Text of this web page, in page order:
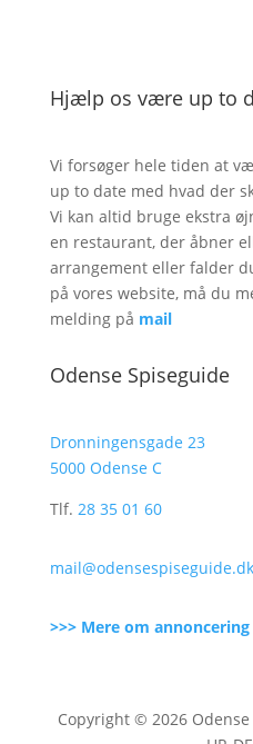
Hjælp os være up to
Vi forsøger hele tiden at
up to date med hvad der
Vi kan altid bruge ekstra
en restaurant, der åbner
arrangement eller falder
på vores website, må du
melding på mail
Odense Spiseguide
Dronningensgade 23
5000 Odense C
Tlf. 28 35 01 60
mail@odensespiseguide.dk
>>> Mere om annoncering
Copyright © 2026